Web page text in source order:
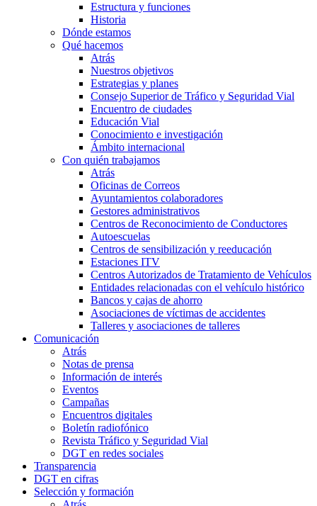
Estructura y funciones
Historia
Dónde estamos
Qué hacemos
Atrás
Nuestros objetivos
Estrategias y planes
Consejo Superior de Tráfico y Seguridad Vial
Encuentro de ciudades
Educación Vial
Conocimiento e investigación
Ámbito internacional
Con quién trabajamos
Atrás
Oficinas de Correos
Ayuntamientos colaboradores
Gestores administrativos
Centros de Reconocimiento de Conductores
Autoescuelas
Centros de sensibilización y reeducación
Estaciones ITV
Centros Autorizados de Tratamiento de Vehículos
Entidades relacionadas con el vehículo histórico
Bancos y cajas de ahorro
Asociaciones de víctimas de accidentes
Talleres y asociaciones de talleres
Comunicación
Atrás
Notas de prensa
Información de interés
Eventos
Campañas
Encuentros digitales
Boletín radiofónico
Revista Tráfico y Seguridad Vial
DGT en redes sociales
Transparencia
DGT en cifras
Selección y formación